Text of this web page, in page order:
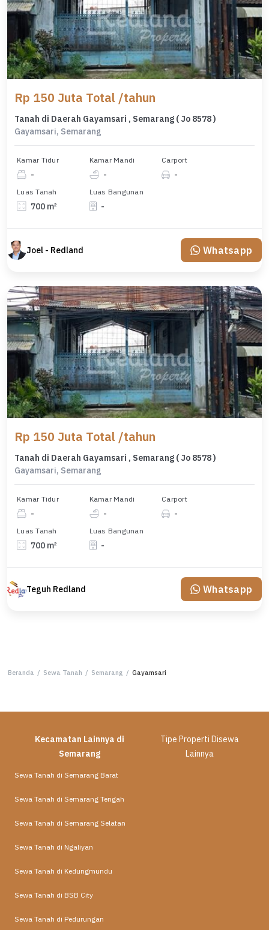
Rp 150 Juta Total /tahun
Tanah di Daerah Gayamsari , Semarang ( Jo 8578 )
Gayamsari, Semarang
Kamar Tidur
-
Kamar Mandi
-
Carport
-
Luas Tanah
700 m²
Luas Bangunan
-
Joel - Redland Whatsapp
Rp 150 Juta Total /tahun
Tanah di Daerah Gayamsari , Semarang ( Jo 8578 )
Gayamsari, Semarang
Kamar Tidur
-
Kamar Mandi
-
Carport
-
Luas Tanah
700 m²
Luas Bangunan
-
Teguh Redland Whatsapp
Beranda / Sewa Tanah / Semarang / Gayamsari
Kecamatan Lainnya di
Semarang
Tipe Properti Disewa
Lainnya
Sewa Tanah di Semarang Barat
Sewa Tanah di Semarang Tengah
Sewa Tanah di Semarang Selatan
Sewa Tanah di Ngaliyan
Sewa Tanah di Kedungmundu
Sewa Tanah di BSB City
Sewa Tanah di Pedurungan